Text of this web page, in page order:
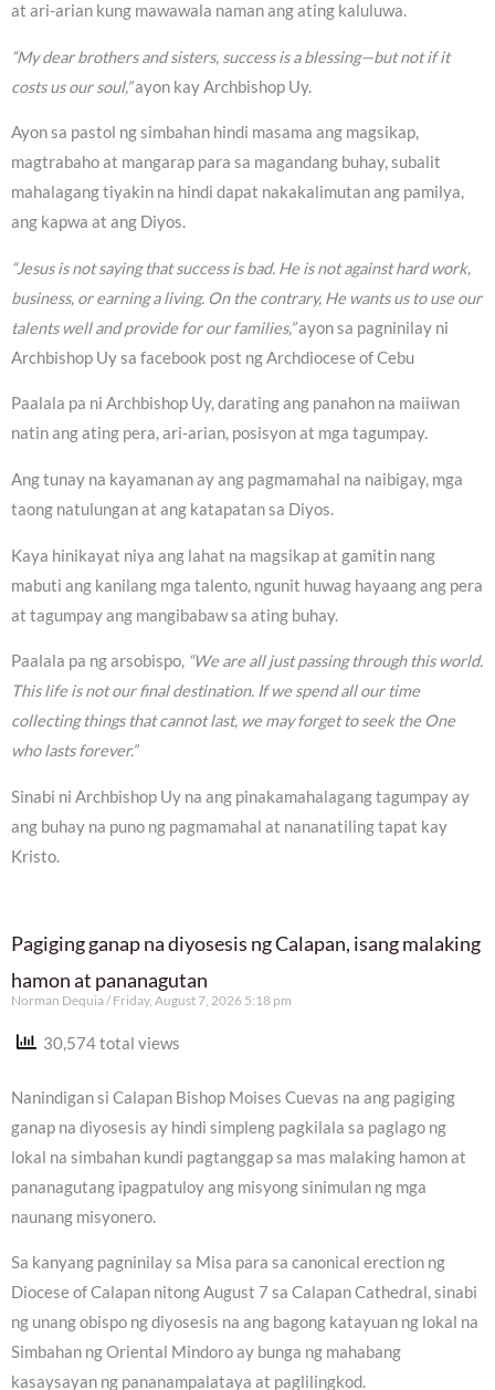
at ari-arian kung mawawala naman ang ating kaluluwa.
“My dear brothers and sisters, success is a blessing—but not if it
costs us our soul,”ayon kay Archbishop Uy.
Ayon sa pastol ng simbahan hindi masama ang magsikap,
magtrabaho at mangarap para sa magandang buhay, subalit
mahalagang tiyakin na hindi dapat nakakalimutan ang pamilya,
ang kapwa at ang Diyos.
“Jesus is not saying that success is bad. He is not against hard work,
business, or earning a living. On the contrary, He wants us to use our
talents well and provide for our families,”ayon sa pagninilay ni
Archbishop Uy sa facebook post ng Archdiocese of Cebu
Paalala pa ni Archbishop Uy, darating ang panahon na maiiwan
natin ang ating pera, ari-arian, posisyon at mga tagumpay.
Ang tunay na kayamanan ay ang pagmamahal na naibigay, mga
taong natulungan at ang katapatan sa Diyos.
Kaya hinikayat niya ang lahat na magsikap at gamitin nang
mabuti ang kanilang mga talento, ngunit huwag hayaang ang pera
at tagumpay ang mangibabaw sa ating buhay.
Paalala pa ng arsobispo, “We are all just passing through this world.
This life is not our final destination. If we spend all our time
collecting things that cannot last, we may forget to seek the One
who lasts forever.”
Sinabi ni Archbishop Uy na ang pinakamahalagang tagumpay ay
ang buhay na puno ng pagmamahal at nananatiling tapat kay
Kristo.
Pagiging ganap na diyosesis ng Calapan, isang malaking
hamon at pananagutan
Norman Dequia Friday, August 7, 2026 5:18 pm
30,574 total views
Nanindigan si Calapan Bishop Moises Cuevas na ang pagiging
ganap na diyosesis ay hindi simpleng pagkilala sa paglago ng
lokal na simbahan kundi pagtanggap sa mas malaking hamon at
pananagutang ipagpatuloy ang misyong sinimulan ng mga
naunang misyonero.
Sa kanyang pagninilay sa Misa para sa canonical erection ng
Diocese of Calapan nitong August 7 sa Calapan Cathedral, sinabi
ng unang obispo ng diyosesis na ang bagong katayuan ng lokal na
Simbahan ng Oriental Mindoro ay bunga ng mahabang
kasaysayan ng pananampalataya at paglilingkod.